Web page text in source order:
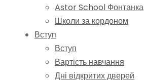
Astor School Фонтанка
Школи за кордоном
Вступ
Вступ
Вартість навчання
Дні відкритих дверей